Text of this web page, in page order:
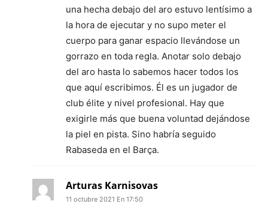
una hecha debajo del aro estuvo lentísimo a
la hora de ejecutar y no supo meter el
cuerpo para ganar espacio llevándose un
gorrazo en toda regla. Anotar solo debajo
del aro hasta lo sabemos hacer todos los
que aquí escribimos. Él es un jugador de
club élite y nivel profesional. Hay que
exigirle más que buena voluntad dejándose
la piel en pista. Sino habría seguido
Rabaseda en el Barça.
Arturas Karnisovas
11 octubre 2021 En 17:50